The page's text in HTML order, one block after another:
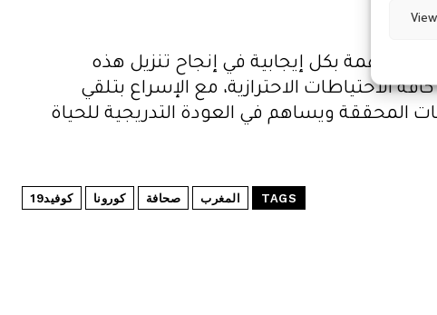
بكل إيجابية في إنجاح تنزيل هذه
الاحتياطات الاحترازية، مع الإسراع بتلقي
المحققة ويساهم في العودة التدريجية للحياة
TAGS المغرب صحافة كورونا كوفيد19